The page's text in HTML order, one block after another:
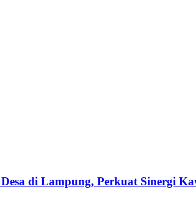
di Lampung, Perkuat Sinergi